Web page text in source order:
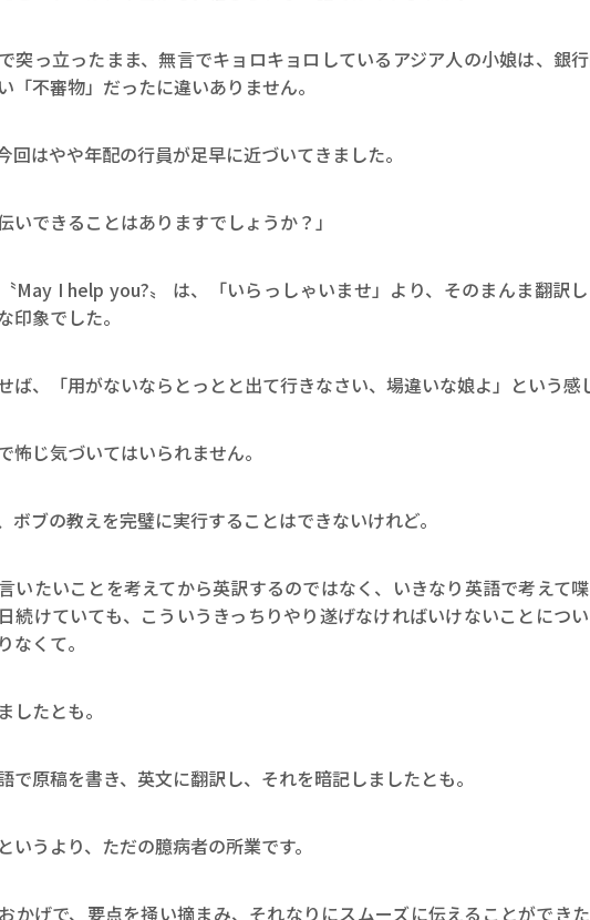
突っ立ったまま、無言でキョロキョロしているアジア人の小娘は、銀
「不審物」だったに違いありません。
回はやや年配の行員が足早に近づいてきました。
いできることはありますでしょうか？」
May I help you?〟 は、「いらっしゃいませ」より、そのまんま翻訳
印象でした。
ば、「用がないならとっとと出て行きなさい、場違いな娘よ」という感
怖じ気づいてはいられません。
ボブの教えを完璧に実行することはできないけれど。
言いたいことを考えてから英訳するのではなく、いきなり英語で考えて
続けていても、こういうきっちりやり遂げなければいけないことにつ
なくて。
したとも。
で原稿を書き、英文に翻訳し、それを暗記しましたとも。
いうより、ただの臆病者の所業です。
かげで、要点を掻い摘まみ、それなりにスムーズに伝えることができ
ロボッ